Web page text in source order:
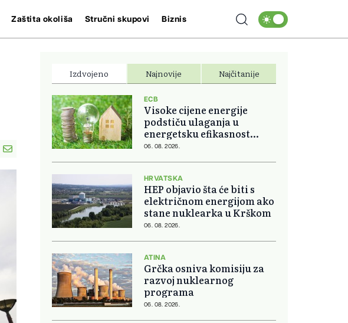
Zaštita okoliša Stručni skupovi Biznis
Izdvojeno Najnovije Najčitanije
ECB
Visoke cijene energije
podstiču ulaganja u
energetsku efikasnost
domova
06. 08. 2026.
HRVATSKA
HEP objavio šta će biti s
električnom energijom ako
stane nuklearka u Krškom
06. 08. 2026.
ATINA
Grčka osniva komisiju za
razvoj nuklearnog
programa
06. 08. 2026.